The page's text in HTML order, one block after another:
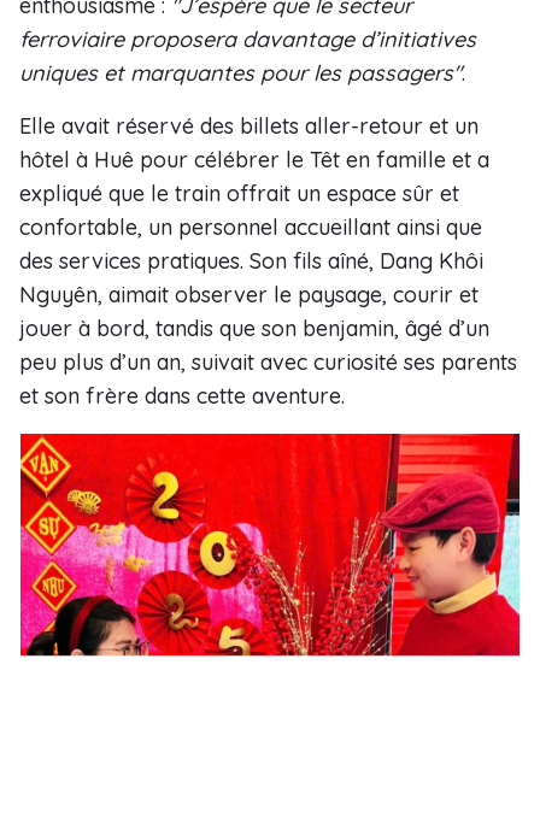
ferroviaire proposera davantage d’initiatives
uniques et marquantes pour les passagers".
Elle avait réservé des billets aller-retour et un
hôtel à Huê pour célébrer le Têt en famille et a
expliqué que le train offrait un espace sûr et
confortable, un personnel accueillant ainsi que
des services pratiques. Son fils aîné, Dang Khôi
Nguyên, aimait observer le paysage, courir et
jouer à bord, tandis que son benjamin, âgé d’un
peu plus d’un an, suivait avec curiosité ses parents
et son frère dans cette aventure.